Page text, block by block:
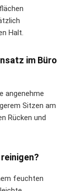
Halt.
im Büro
angenehme
Sitzen am
Rücken und
feuchten